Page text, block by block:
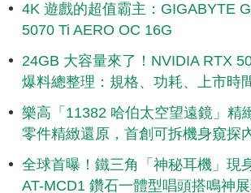
4K 遊戲的超值霸主：GIGABYTE
5070 Ti AERO OC 16G
24GB 大容量來了！NVIDIA RTX
爆料總整理：規格、功耗、上市時
樂高「11382 哈伯太空望遠鏡」精
零件精緻還原，首創可拆機身窺探
全球首曝！鐵三角「神秘耳機」現
AT-MCD1 鑽石一體型唱頭搭鳴神